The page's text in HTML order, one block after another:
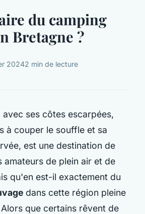
du camping
Bretagne ?
20242 min de lecture
avec ses côtes escarpées,
à couper le souffle et sa
est une destination de
amateurs de plein air et de
qu'en est-il exactement du
dans cette région pleine
que certains rêvent de